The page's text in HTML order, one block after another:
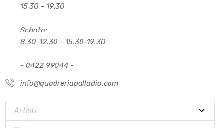
15.30 - 19.30
Sabato:
8.30-12.30 - 15.30-19.30
- 0422 99044 -
info@quadreriapalladio.com
Artisti